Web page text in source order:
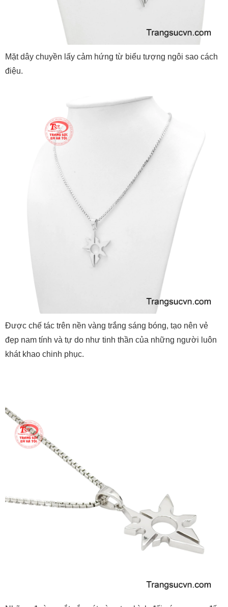
Mặt dây chuyền lấy cảm hứng từ biểu tượng ngôi sao cách
điệu.
Được chế tác trên nền vàng trắng sáng bóng, tạo nên vẻ
đẹp nam tính và tự do như tinh thần của những người luôn
khát khao chinh phục.